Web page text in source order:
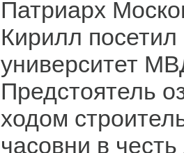
Патриарх
Кирилл
университет
Предстоятель
ходом
часовни в